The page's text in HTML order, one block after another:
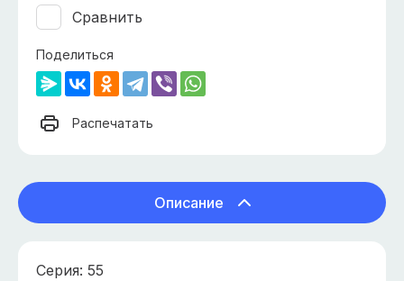
Сравнить
Поделиться
Распечатать
Описание
Серия: 55